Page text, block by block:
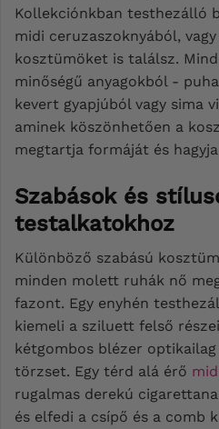
Kollekciónkban testhezálló
midi ceruzaszoknyából,
kosztümöket is találsz.
minőségű anyagokból -
kevert gyapjúból vagy sima
aminek köszönhetően a
megtartja formáját és
Szabások és
testalkatokhoz
Különböző szabású
minden molett ruhák nő
fazont. Egy enyhén
kiemeli a sziluett felső
kétgombos blézer
törzset. Egy térd alá érő
rugalmas derekú
és elfedi a csípő és a comb